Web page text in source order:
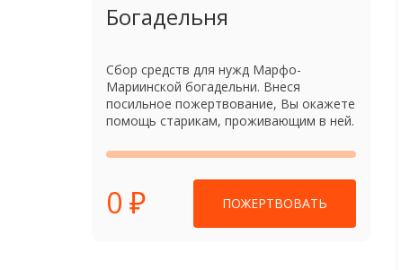
Богадельня
Сбор средств для нужд Марфо-
Мариинской богадельни. Внеся
посильное пожертвование, Вы окажете
помощь старикам, проживающим в ней.
0 ₽ ПОЖЕРТВОВАТЬ